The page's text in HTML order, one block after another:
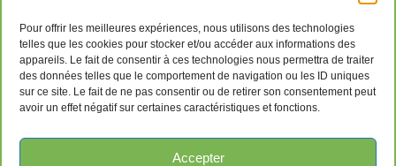
Pour offrir les meilleures expériences, nous utilisons des technologies
telles que les cookies pour stocker et/ou accéder aux informations des
appareils. Le fait de consentir à ces technologies nous permettra de traiter
des données telles que le comportement de navigation ou les ID uniques
sur ce site. Le fait de ne pas consentir ou de retirer son consentement peut
avoir un effet négatif sur certaines caractéristiques et fonctions.
Accepter